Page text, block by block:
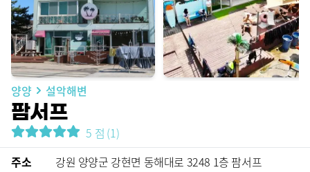
양양 설악해변
팜서프
5 점 (1)
주소
강원 양양군 강현면 동해대로 3248 1층 팜서프